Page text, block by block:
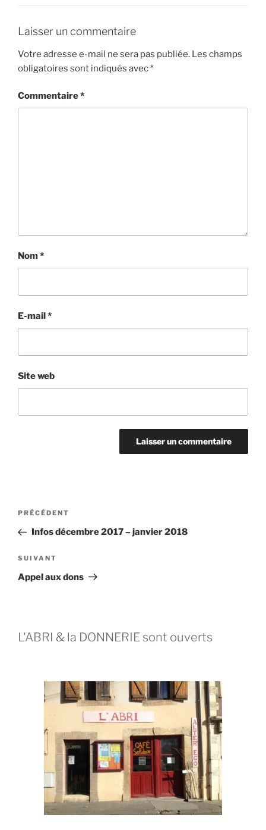
Laisser un commentaire
Votre adresse e-mail ne sera pas publiée. Les champs
obligatoires sont indiqués avec*
Commentaire*
Nom*
E-mail*
Site web
PRÉCÉDENT
Infos décembre 2017 – janvier 2018
SUIVANT
Appel aux dons
L'ABRI & la DONNERIE sont ouverts